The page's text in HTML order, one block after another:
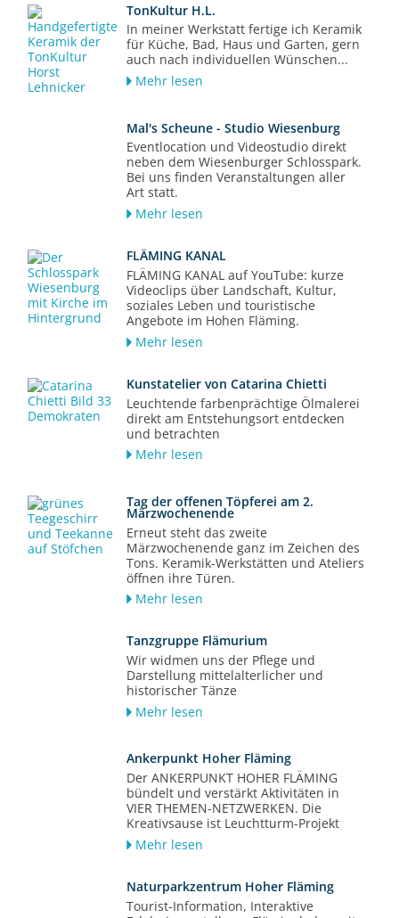
TonKultur H.L.
In meiner Werkstatt fertige ich Keramik
für Küche, Bad, Haus und Garten, gern
auch nach individuellen Wünschen...
Mehr lesen
Mal's Scheune - Studio Wiesenburg
Eventlocation und Videostudio direkt
neben dem Wiesenburger Schlosspark.
Bei uns finden Veranstaltungen aller
Art statt.
Mehr lesen
FLÄMING KANAL
FLÄMING KANAL auf YouTube: kurze
Videoclips über Landschaft, Kultur,
soziales Leben und touristische
Angebote im Hohen Fläming.
Mehr lesen
Kunstatelier von Catarina Chietti
Leuchtende farbenprächtige Ölmalerei
direkt am Entstehungsort entdecken
und betrachten
Mehr lesen
Tag der offenen Töpferei am 2.
Märzwochenende
Erneut steht das zweite
Märzwochenende ganz im Zeichen des
Tons. Keramik-Werkstätten und Ateliers
öffnen ihre Türen.
Mehr lesen
Tanzgruppe Flämurium
Wir widmen uns der Pflege und
Darstellung mittelalterlicher und
historischer Tänze
Mehr lesen
Ankerpunkt Hoher Fläming
Der ANKERPUNKT HOHER FLÄMING
bündelt und verstärkt Aktivitäten in
VIER THEMEN-NETZWERKEN. Die
Kreativsause ist Leuchtturm-Projekt
Mehr lesen
Naturparkzentrum Hoher Fläming
Tourist-Information, Interaktive